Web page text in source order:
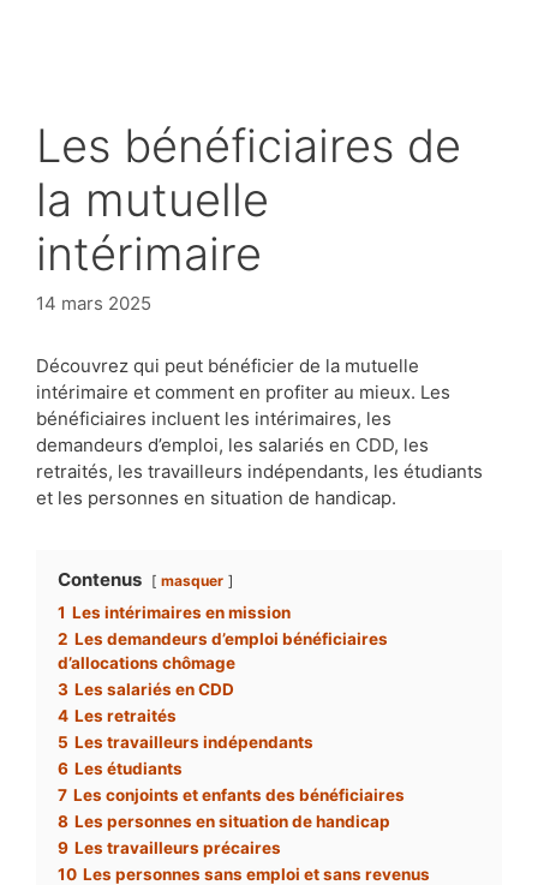
Les bénéficiaires de
la mutuelle
intérimaire
14 mars 2025
Découvrez qui peut bénéficier de la mutuelle
intérimaire et comment en profiter au mieux. Les
bénéficiaires incluent les intérimaires, les
demandeurs d’emploi, les salariés en CDD, les
retraités, les travailleurs indépendants, les étudiants
et les personnes en situation de handicap.
Contenus masquer
1 Les intérimaires en mission
2 Les demandeurs d’emploi bénéficiaires
d’allocations chômage
3 Les salariés en CDD
4 Les retraités
5 Les travailleurs indépendants
6 Les étudiants
7 Les conjoints et enfants des bénéficiaires
8 Les personnes en situation de handicap
9 Les travailleurs précaires
10 Les personnes sans emploi et sans revenus